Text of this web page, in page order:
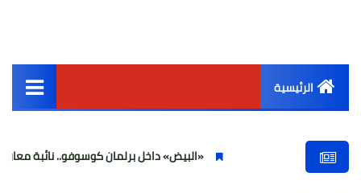
الرئيسية
أخبار مصر
«البيض» داخل برلمان كوسوفو.. نائبة معارضة تهاجم